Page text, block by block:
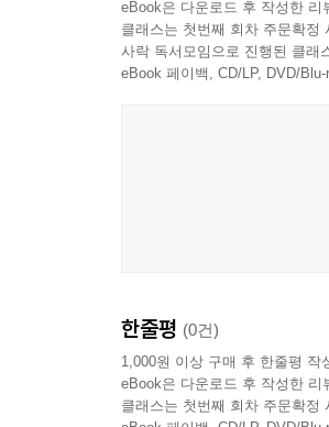
eBook은 다운로드 후 작성한
클래스는 첫번째 회차 주문확정
사락 독서모임으로 진행된 클래
eBook 페이백, CD/LP, DVD/
한줄평 (0건)
1,000원 이상 구매 후 한줄평 작
eBook은 다운로드 후 작성한
클래스는 첫번째 회차 주문확정